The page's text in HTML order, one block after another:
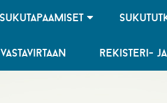
sukutapaamiset
rekisteri-